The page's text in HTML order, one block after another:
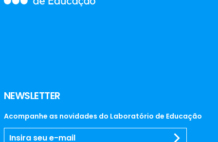
NEWSLETTER
Acompanhe as novidades do Laboratório de Educação